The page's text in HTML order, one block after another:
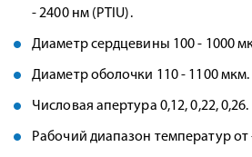
- 2400 нм (PTIU).
Диаметр сердцевины 100 - 1000
Диаметр оболочки 110 - 1100 мкм.
Числовая апертура 0,12, 0,22, 0,26.
Рабочий диапазон температур от